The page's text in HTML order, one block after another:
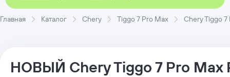
Главная Каталог Chery Tiggo 7 Pro Max Chery Tiggo 7
НОВЫЙ CheryTiggo 7 Pro Max